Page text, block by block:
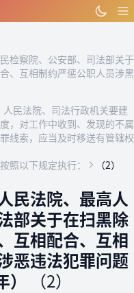
检察院、公安部、司法部关于
、互相制约严惩公职人员涉黑
民法院、司法行政机关要建
，对工作中收到、发现的不属
线索，应当及时移送有管辖权
照以下规定执行：
（2）
民法院、最高人
部关于在扫黑除
互相配合、互相
恶违法犯罪问题
（2）